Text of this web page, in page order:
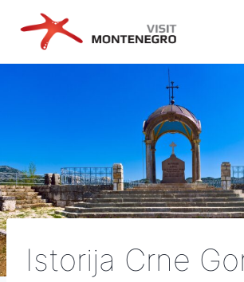
Preskoči
sadržaj
Istorija Crne